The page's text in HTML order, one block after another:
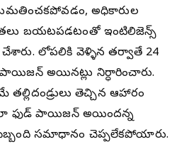
అధికారుల
బయటపడటంతో ఇంటిలిజెన్స్
చేశారు. లోపలికి వెళ్ళిన తర్వాతే 24
పాయిజన్ అయినట్లు నిర్ధారించారు.
తెచ్చిన ఆహారం
ఫుడ్ పాయిజన్ అయిందన్న
సిబ్బంది సమాధానం చెప్పలేకపోయారు.